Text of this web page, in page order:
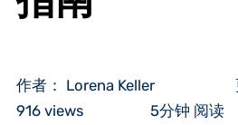
作者： Lorena Keller
916 views
5分钟 阅读